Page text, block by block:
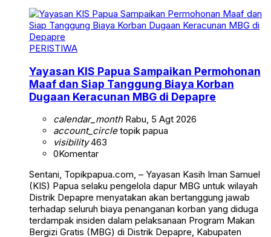
PERISTIWA
Yayasan KIS Papua Sampaikan Permohonan
Maaf dan Siap Tanggung Biaya Korban
Dugaan Keracunan MBG di Depapre
calendar_monthRabu, 5 Agt 2026
account_circletopik papua
visibility463
0Komentar
Sentani, Topikpapua.com, – Yayasan Kasih Iman Samuel
(KIS) Papua selaku pengelola dapur MBG untuk wilayah
Distrik Depapre menyatakan akan bertanggung jawab
terhadap seluruh biaya penanganan korban yang diduga
terdampak insiden dalam pelaksanaan Program Makan
Bergizi Gratis (MBG) di Distrik Depapre, Kabupaten